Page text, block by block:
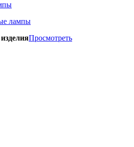
лампы
Просмотреть